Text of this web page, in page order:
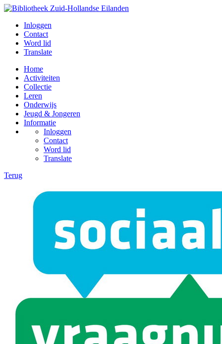
Inloggen
Contact
Word lid
Translate
Home
Activiteiten
Collectie
Leren
Onderwijs
Jeugd & Jongeren
Informatie
Inloggen
Contact
Word lid
Translate
Terug